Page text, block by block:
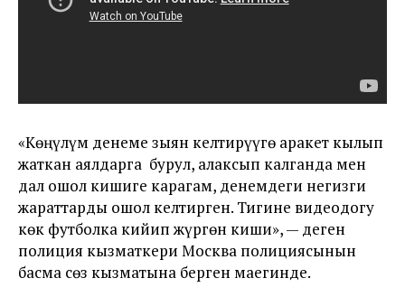
«Көңүлүм денеме зыян келтирүүгө аракет кылып
жаткан аялдарга бурул, алаксып калганда мен
дал ошол кишиге карагам, денемдеги негизги
жараттарды ошол келтирген. Тигине видеодогу
көк футболка кийип жүргөн киши», — деген
полиция кызматкери Москва полициясынын
басма сөз кызматына берген маегинде.